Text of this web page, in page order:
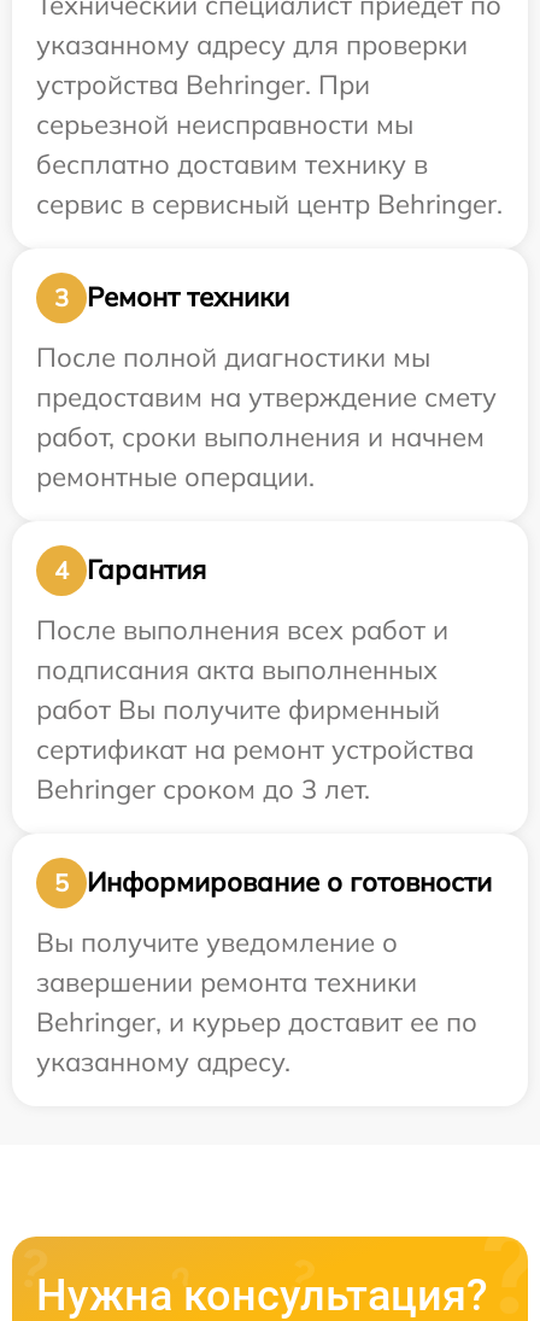
указанному адресу для проверки
устройства Behringer. При
серьезной неисправности мы
бесплатно доставим технику в
сервис в сервисный центр Behringer.
3
Ремонт техники
После полной диагностики мы
предоставим на утверждение смету
работ, сроки выполнения и начнем
ремонтные операции.
4
Гарантия
После выполнения всех работ и
подписания акта выполненных
работ Вы получите фирменный
сертификат на ремонт устройства
Behringer сроком до 3 лет.
5
Информирование о готовности
Вы получите уведомление о
завершении ремонта техники
Behringer, и курьер доставит ее по
указанному адресу.
Нужна консультация?